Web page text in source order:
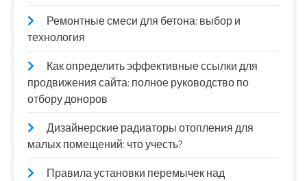
Ремонтные смеси для бетона: выбор и
технология
Как определить эффективные ссылки для
продвижения сайта: полное руководство по
отбору доноров
Дизайнерские радиаторы отопления для
малых помещений: что учесть?
Правила установки перемычек над